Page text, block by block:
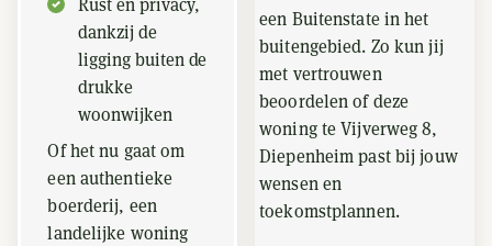
Rust en privacy,
dankzij de
ligging buiten de
drukke
woonwijken
Of het nu gaat om
een authentieke
boerderij, een
landelijke woning
een Buitenstate in het
buitengebied. Zo kun jij
met vertrouwen
beoordelen of deze
woning te Vijverweg 8,
Diepenheim past bij jouw
wensen en
toekomstplannen.